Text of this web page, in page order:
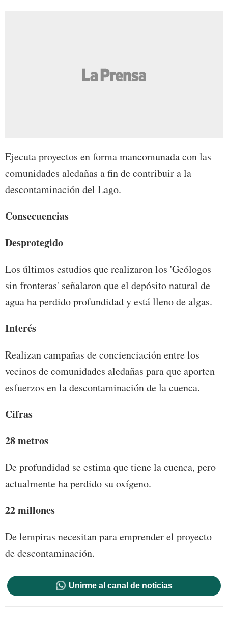
Ejecuta proyectos en forma mancomunada con las
comunidades aledañas a fin de contribuir a la
descontaminación del Lago.
Consecuencias
Desprotegido
Los últimos estudios que realizaron los 'Geólogos
sin fronteras' señalaron que el depósito natural de
agua ha perdido profundidad y está lleno de algas.
Interés
Realizan campañas de concienciación entre los
vecinos de comunidades aledañas para que aporten
esfuerzos en la descontaminación de la cuenca.
Cifras
28 metros
De profundidad se estima que tiene la cuenca, pero
actualmente ha perdido su oxígeno.
22 millones
De lempiras necesitan para emprender el proyecto
de descontaminación.
Unirme al canal de noticias